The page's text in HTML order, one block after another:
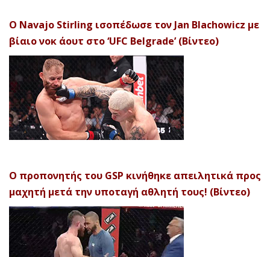
Ο Navajo Stirling ισοπέδωσε τον Jan Blachowicz με
βίαιο νοκ άουτ στο ‘UFC Belgrade’ (Βίντεο)
Ο προπονητής του GSP κινήθηκε απειλητικά προς
μαχητή μετά την υποταγή αθλητή τους! (Βίντεο)